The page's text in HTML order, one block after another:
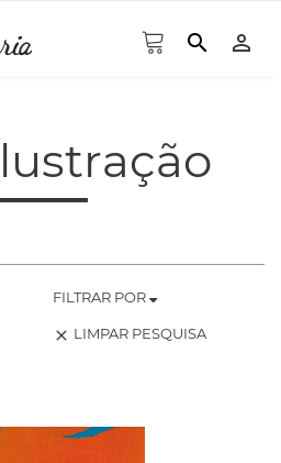
search person_outline
FILTRAR POR
clear LIMPAR PESQUISA